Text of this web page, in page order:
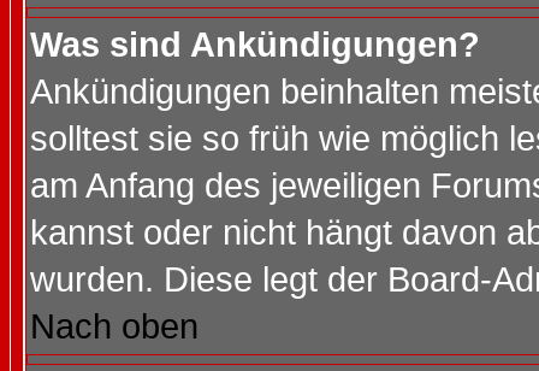
Was sind Ankündigungen?
Ankündigungen beinhalten
solltest sie so früh wie möglich
am Anfang des jeweiligen
kannst oder nicht hängt davon
wurden. Diese legt der Board-
Nach oben